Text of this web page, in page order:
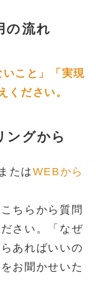
の流れ
いこと」「実現
ください。
ングから
たはWEBから
ちらから質問
さい。「なぜ
あればいいの
お聞かせいた